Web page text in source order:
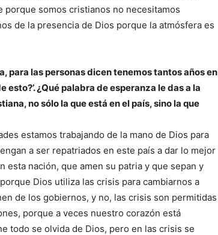
porque somos cristianos no necesitamos
de la presencia de Dios porque la atmósfera es
para las personas dicen tenemos tantos años en
¿Qué palabra de esperanza le das a la
no sólo la que está en el país, sino la que
estamos trabajando de la mano de Dios para
a ser repatriados en este país a dar lo mejor
esta nación, que amen su patria y que sepan y
Dios utiliza las crisis para cambiarnos a
de los gobiernos, y no, las crisis son permitidas
porque a veces nuestro corazón está
todo se olvida de Dios, pero en las crisis se